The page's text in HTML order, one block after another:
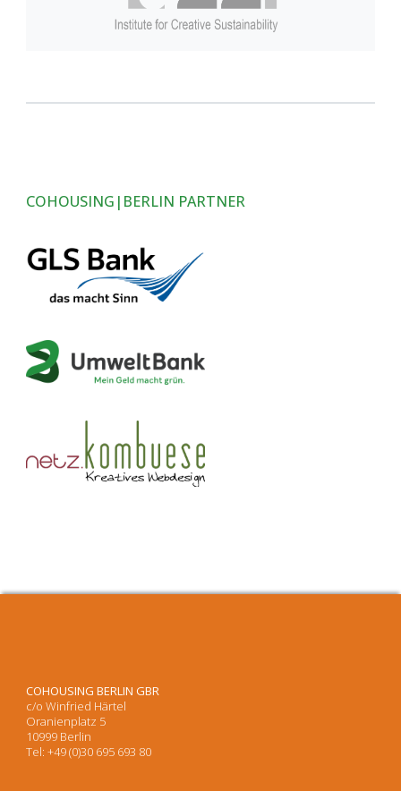
COHOUSING|BERLIN PARTNER
COHOUSING BERLIN GBR
c/o Winfried Härtel
Oranienplatz 5
10999 Berlin
Tel: +49 (0)30 695 693 80